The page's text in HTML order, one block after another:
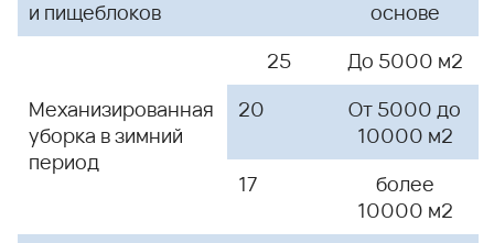
и пищеблоков
основе
Механизированная
уборка в зимний
период
25
До 5000 м2
20
От 5000 до
10000 м2
17
более
10000 м2